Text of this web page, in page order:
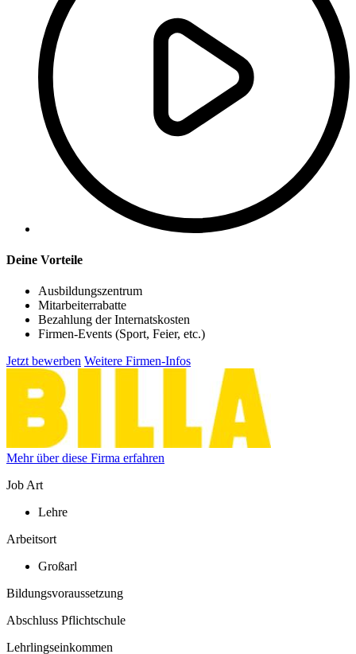
Deine Vorteile
Ausbildungszentrum
Mitarbeiterrabatte
Bezahlung der Internatskosten
Firmen-Events (Sport, Feier, etc.)
Jetzt bewerben Weitere Firmen-Infos
Mehr über diese Firma erfahren
Job Art
Lehre
Arbeitsort
Großarl
Bildungsvoraussetzung
Abschluss Pflichtschule
Lehrlingseinkommen